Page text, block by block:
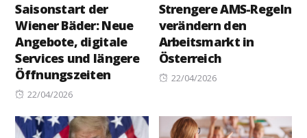
Saisonstart der
Wiener Bäder: Neue
Angebote, digitale
Services und längere
Öffnungszeiten
Posted
22/04/2026
Strengere AMS-Regeln
verändern den
Arbeitsmarkt in
Österreich
Posted
22/04/2026